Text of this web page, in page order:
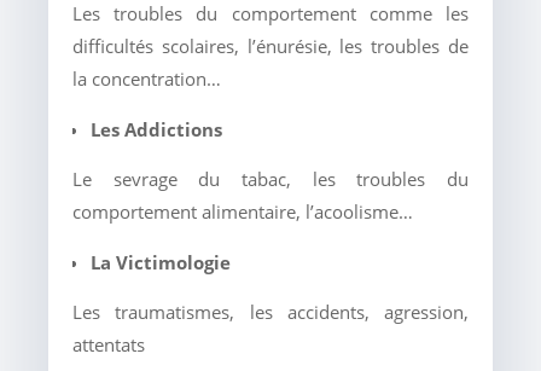
Les troubles du comportement comme les
difficultés scolaires, l’énurésie, les troubles de
la concentration…
Les Addictions
Le sevrage du tabac, les troubles du
comportement alimentaire, l’acoolisme…
La Victimologie
Les traumatismes, les accidents, agression,
attentats